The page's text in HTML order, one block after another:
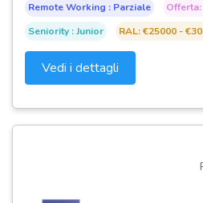
Remote Working : Parziale
Seniority : Junior
RAL: €25000 -
Vedi i dettagli